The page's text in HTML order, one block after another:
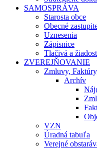
SAMOSPRÁVA
Starosta obce
Obecné
Uznesenia
Zápisnice
Tlačivá a
ZVEREJŇOVANIE
Zmluvy,
Archív
VZN
Úradná tabuľa
Verejné